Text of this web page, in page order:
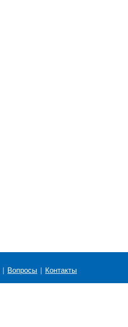
| Вопросы | Контакты